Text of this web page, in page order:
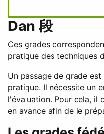
Dan 段
Ces grades
pratique des techniques
Un passage de grade
pratique. Il nécessite un
l'évaluation. Pour cela, il
en avance afin de le